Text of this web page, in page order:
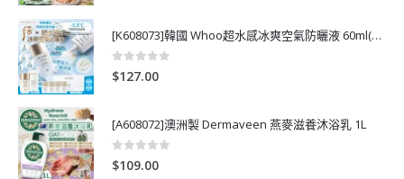
[K608073]韓國 Whoo超水感冰爽空氣防曬液 60ml(送13ml*4支)
0 out of 5
$127.00
[A608072]澳洲製 Dermaveen 燕麥滋養沐浴乳 1L
0 out of 5
$109.00